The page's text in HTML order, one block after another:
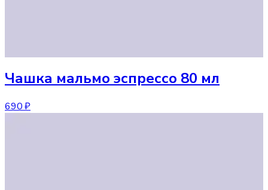
Чашка мальмо эспрессо 80 мл
690 ₽